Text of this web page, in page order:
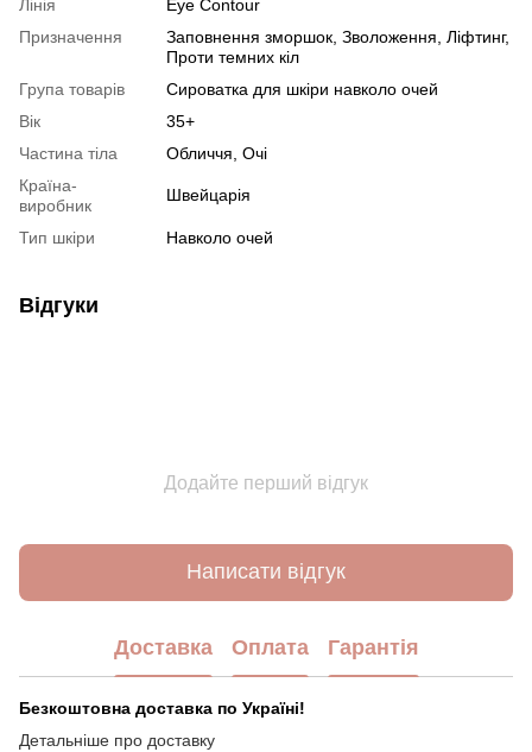
Лінія
Eye Contour
Призначення
Заповнення зморшок, Зволоження, Ліфтинг,
Проти темних кіл
Група товарів
Сироватка для шкіри навколо очей
Вік
35+
Частина тіла
Обличчя, Очі
Країна-
виробник
Швейцарія
Тип шкіри Навколо очей
Відгуки
Додайте перший відгук
Написати відгук
Доставка Оплата Гарантія
Безкоштовна доставка по Україні!
Детальніше про доставку